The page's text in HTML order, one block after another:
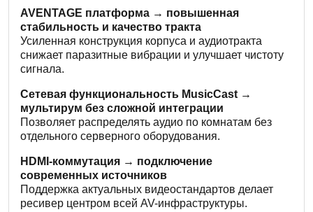
AVENTAGE платформа → повышенная
стабильность и качество тракта
Усиленная конструкция корпуса и аудиотракта
снижает паразитные вибрации и улучшает чистоту
сигнала.
Сетевая функциональность MusicCast →
мультирум без сложной интеграции
Позволяет распределять аудио по комнатам без
отдельного серверного оборудования.
HDMI-коммутация → подключение
современных источников
Поддержка актуальных видеостандартов делает
ресивер центром всей AV-инфраструктуры.